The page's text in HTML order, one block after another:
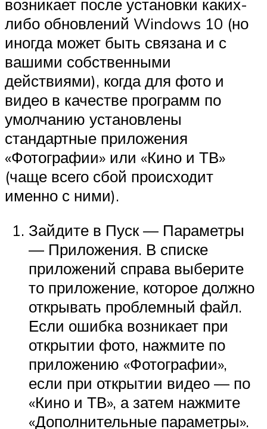
возникает после установки каких-
либо обновлений Windows 10 (но
иногда может быть связана и с
вашими собственными
действиями), когда для фото и
видео в качестве программ по
умолчанию установлены
стандартные приложения
«Фотографии» или «Кино и ТВ»
(чаще всего сбой происходит
именно с ними).
Зайдите в Пуск — Параметры
— Приложения. В списке
приложений справа выберите
то приложение, которое должно
открывать проблемный файл.
Если ошибка возникает при
открытии фото, нажмите по
приложению «Фотографии»,
если при открытии видео — по
«Кино и ТВ», а затем нажмите
«Дополнительные параметры».